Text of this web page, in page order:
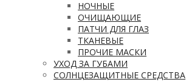
НОЧНЫЕ
ОЧИЩАЮЩИЕ
ПАТЧИ ДЛЯ ГЛАЗ
ТКАНЕВЫЕ
ПРОЧИЕ МАСКИ
УХОД ЗА ГУБАМИ
СОЛНЦЕЗАЩИТНЫЕ СРЕДСТВА